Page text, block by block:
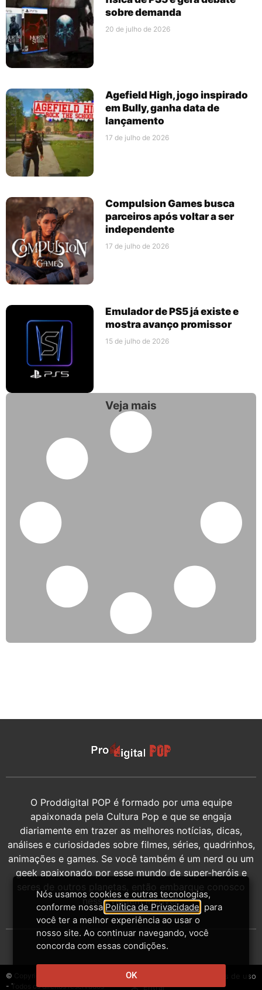
sobre demanda
20 de julho de 2026
Agefield High, jogo inspirado
em Bully, ganha data de
lançamento
17 de julho de 2026
Compulsion Games busca
parceiros após voltar a ser
independente
17 de julho de 2026
Emulador de PS5 já existe e
mostra avanço promissor
15 de julho de 2026
Veja mais
O Proddigital POP é formado por uma equipe
apaixonada pela Cultura Pop e que se engaja
diariamente em trazer as melhores notícias, dicas,
análises e curiosidades sobre filmes, séries, quadrinhos,
animações e games. Se você também é um nerd ou um
geek apaixonado por esse mundo de super-heróis e
seres de outros planetas, então embarque conosco
nessa viagem incrível.
© Copyright 2014-2026 - Proddigital
- Todos os direitos reservados
Contato
Termos de uso
Entrar
Nós usamos cookies e outras tecnologias,
conforme nossa Política de Privacidade , para
você ter a melhor experiência ao usar o
nosso site. Ao continuar navegando, você
concorda com essas condições.
OK